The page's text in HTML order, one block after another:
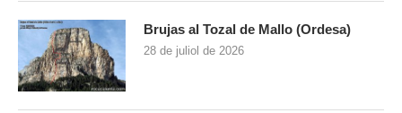
Brujas al Tozal de Mallo (Ordesa)
28 de juliol de 2026